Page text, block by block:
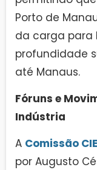
Porto de
da carga para
profundidade
até Manaus.
Fóruns e
Indústria
A Comissão
por Augusto